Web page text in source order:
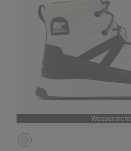
Wasserdicht